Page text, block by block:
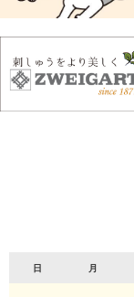
日 月